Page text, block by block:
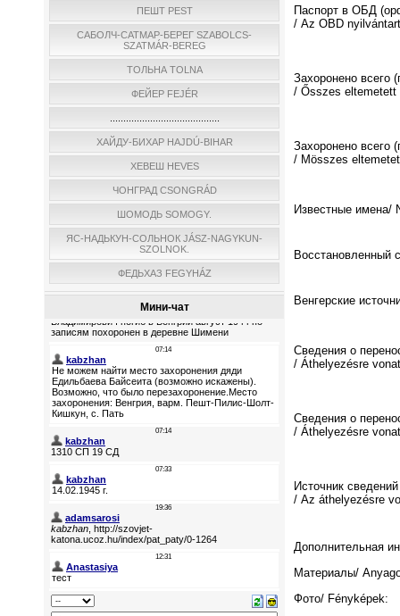
ПЕШТ PEST
САБОЛЧ-САТМАР-БЕРЕГ SZABOLCS-
SZATMÁR-BEREG
ТОЛЬНА TOLNA
ФЕЙЕР FEJÉR
ХАЙДУ-БИХАР HAJDÚ-BIHAR
ХЕВЕШ HEVES
ЧОНГРАД CSONGRÁD
ШОМОДЬ SOMOGY.
ЯС-НАДЬКУН-СОЛЬНОК JÁSZ-NAGYKUN-
SZOLNOK.
ФЕДЬХАЗ FEGYHÁZ
Мини-чат
Паспорт в ОБД
/ Az OBD
Захоронено всего
/ Ősszes eltemetett
Захоронено всего
/ Мösszes
Известные имена/
Восстановленный
Венгерские
Сведения о
/ Áthelyezésre
Сведения о
/ Áthelyezésre
Источник
/ Az áthelyezésre
Дополнительная
Материалы/
Фото/ Fényképek: